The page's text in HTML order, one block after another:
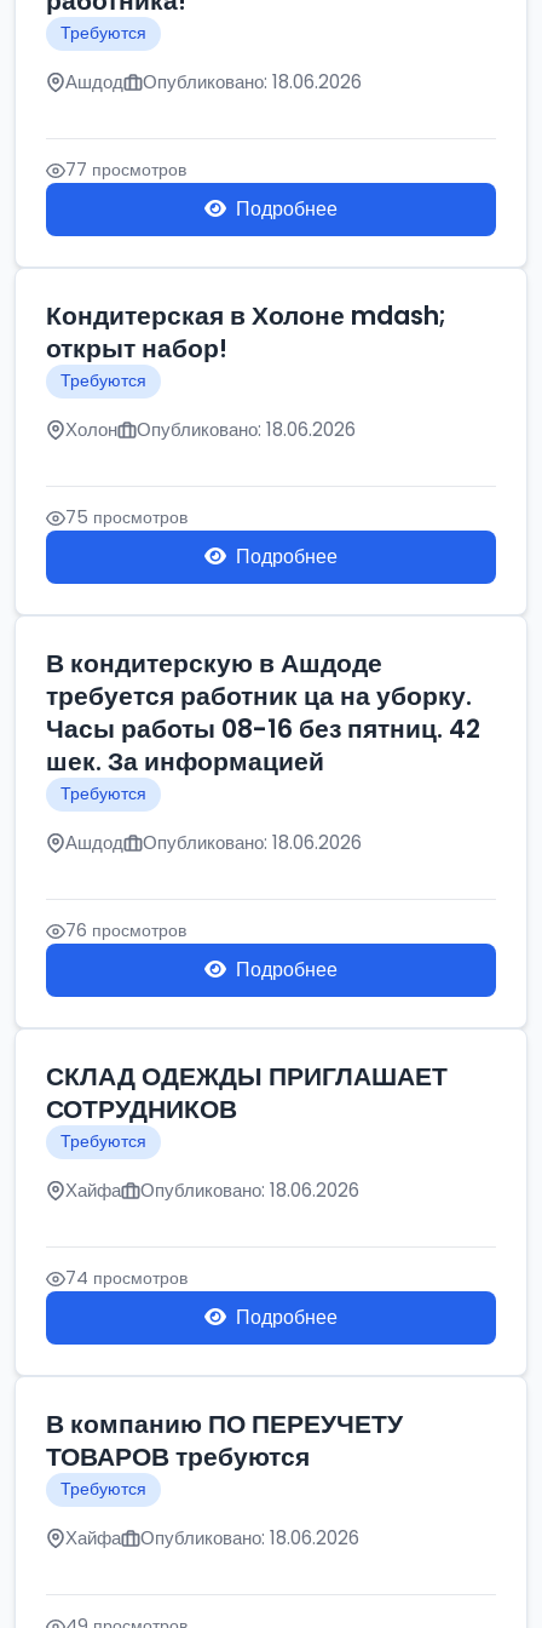
Требуются
Ашдод Опубликовано: 18.06.2026
77 просмотров
Подробнее
Кондитерская в Холоне mdash;
открыт набор!
Требуются
Холон Опубликовано: 18.06.2026
75 просмотров
Подробнее
В кондитерскую в Ашдоде
требуется работник ца на уборку.
Часы работы 08-16 без пятниц. 42
шек. За информацией
Требуются
Ашдод Опубликовано: 18.06.2026
76 просмотров
Подробнее
СКЛАД ОДЕЖДЫ ПРИГЛАШАЕТ
СОТРУДНИКОВ
Требуются
Хайфа Опубликовано: 18.06.2026
74 просмотров
Подробнее
В компанию ПО ПЕРЕУЧЕТУ
ТОВАРОВ требуются
Требуются
Хайфа Опубликовано: 18.06.2026